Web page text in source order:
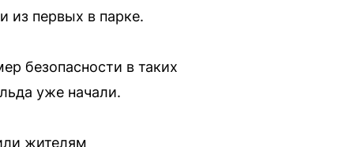
из первых в парке.
безопасности в таких
уже начали.
жителям